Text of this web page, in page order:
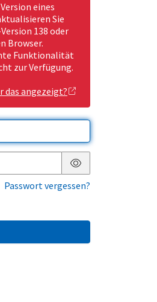
eines
Sie
138 oder
Browser.
Funktionalität
zur Verfügung.
das angezeigt?
Passwort anzeigen
Passwort vergessen?